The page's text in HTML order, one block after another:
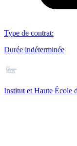
Type de contrat:
Durée indéterminée
Institut et Haute École